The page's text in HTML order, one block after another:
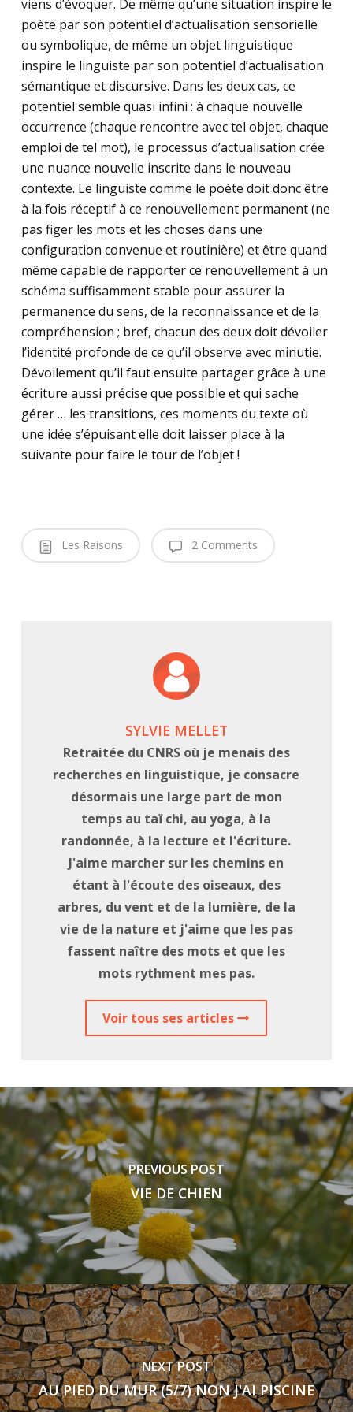
viens d’évoquer. De même qu’une situation inspire le
poète par son potentiel d’actualisation sensorielle
ou symbolique, de même un objet linguistique
inspire le linguiste par son potentiel d’actualisation
sémantique et discursive. Dans les deux cas, ce
potentiel semble quasi infini : à chaque nouvelle
occurrence (chaque rencontre avec tel objet, chaque
emploi de tel mot), le processus d’actualisation crée
une nuance nouvelle inscrite dans le nouveau
contexte. Le linguiste comme le poète doit donc être
à la fois réceptif à ce renouvellement permanent (ne
pas figer les mots et les choses dans une
configuration convenue et routinière) et être quand
même capable de rapporter ce renouvellement à un
schéma suffisamment stable pour assurer la
permanence du sens, de la reconnaissance et de la
compréhension ; bref, chacun des deux doit dévoiler
l’identité profonde de ce qu’il observe avec minutie.
Dévoilement qu’il faut ensuite partager grâce à une
écriture aussi précise que possible et qui sache
gérer … les transitions, ces moments du texte où
une idée s’épuisant elle doit laisser place à la
suivante pour faire le tour de l’objet !
Les Raisons 2 Comments
SYLVIE MELLET
Retraitée du CNRS où je menais des
recherches en linguistique, je consacre
désormais une large part de mon
temps au taï chi, au yoga, à la
randonnée, à la lecture et l'écriture.
J'aime marcher sur les chemins en
étant à l'écoute des oiseaux, des
arbres, du vent et de la lumière, de la
vie de la nature et j'aime que les pas
fassent naître des mots et que les
mots rythment mes pas.
Voir tous ses articles
PREVIOUS POST
VIE DE CHIEN
NEXT POST
AU PIED DU MUR (5/7) NON J'AI PISCINE